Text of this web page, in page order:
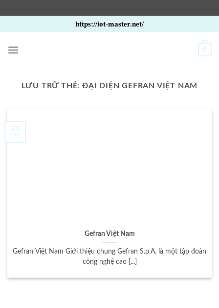
qua
nội
https://iot-master.net/
0
LƯU TRỮ THẺ:ĐẠI DIỆN GEFRAN VIỆT NAM
Gefran Việt Nam
Gefran Việt Nam Giới thiệu chung Gefran S.p.A. là một tập đoàn
công nghệ cao [...]
26
Th5